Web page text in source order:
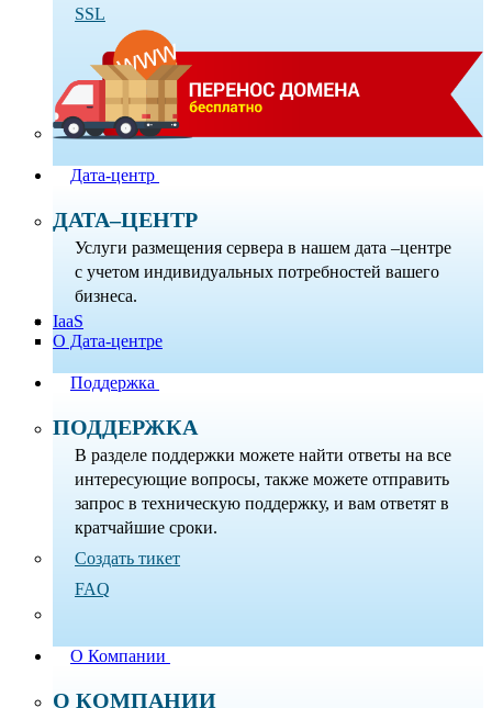
SSL
Дата-центр
ДАТА–ЦЕНТР
Услуги размещения сервера в нашем дата –центре
с учетом индивидуальных потребностей вашего
бизнеса.
IaaS
О Дата-центре
Поддержка
ПОДДЕРЖКА
В разделе поддержки можете найти ответы на все
интересующие вопросы, также можете отправить
запрос в техническую поддержку, и вам ответят в
кратчайшие сроки.
Создать тикет
FAQ
О Компании
О КОМПАНИИ